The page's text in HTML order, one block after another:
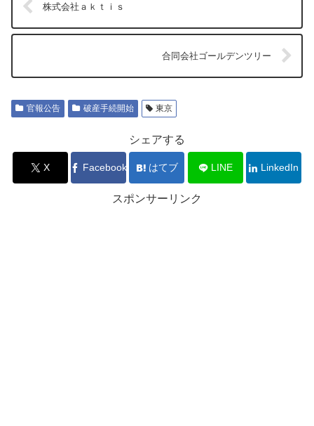
株式会社ａｋｔｉｓ
合同会社ゴールデンツリー
官報公告 破産手続開始 東京
シェアする
X Facebook はてブ LINE LinkedIn
スポンサーリンク